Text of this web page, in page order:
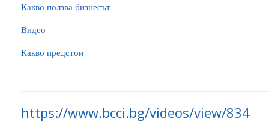
Какво ползва бизнесът
Видео
Какво предстои
https://www.bcci.bg/videos/view/834